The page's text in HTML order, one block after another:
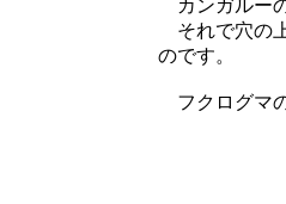
カンガルー
それで穴の
のです。
フクログマ